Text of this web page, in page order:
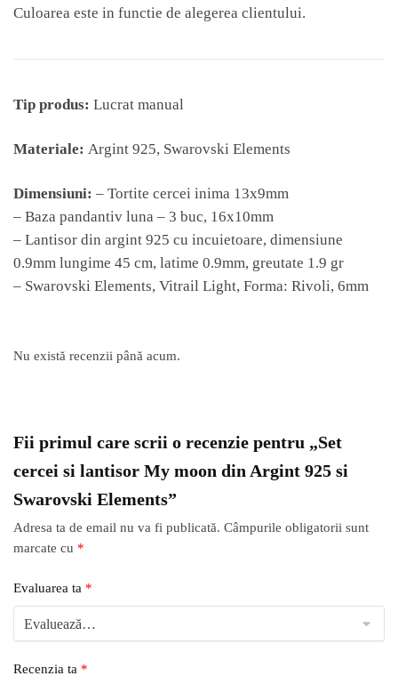
Culoarea este in functie de alegerea clientului.
Tip produs: Lucrat manual
Materiale: Argint 925, Swarovski Elements
Dimensiuni: – Tortite cercei inima 13x9mm
– Baza pandantiv luna – 3 buc, 16x10mm
– Lantisor din argint 925 cu incuietoare, dimensiune
0.9mm lungime 45 cm, latime 0.9mm, greutate 1.9 gr
– Swarovski Elements, Vitrail Light, Forma: Rivoli, 6mm
Nu există recenzii până acum.
Fii primul care scrii o recenzie pentru „Set
cercei si lantisor My moon din Argint 925 si
Swarovski Elements”
Adresa ta de email nu va fi publicată. Câmpurile obligatorii sunt
marcate cu *
Evaluarea ta *
Recenzia ta *